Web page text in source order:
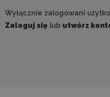
Wyłącznie zalogowani
Zaloguj się lub utwórz